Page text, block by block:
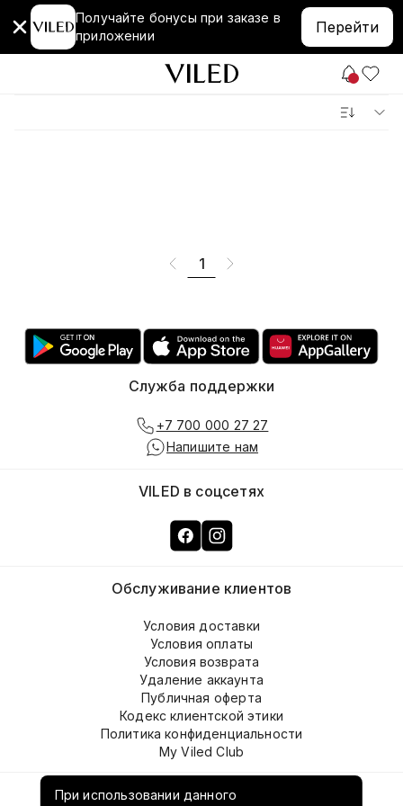
Получайте бонусы при заказе в
приложении
Перейти
1
При использовании данного
О компании
Обслуживание клиентов
Условия доставки
Условия оплаты
Условия возврата
Удаление аккаунта
Публичная оферта
Кодекс клиентской этики
Политика конфиденциальности
My Viled Club
VILED в соцсетях
Служба поддержки
+7 700 000 27 27
Напишите нам